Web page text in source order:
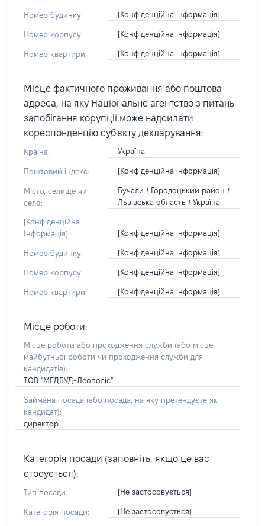
Номер будинку: [Конфіденційна інформація]
Номер корпусу: [Конфіденційна інформація]
Номер квартири: [Конфіденційна інформація]
Місце фактичного проживання або поштова
адреса, на яку Національне агентство з питань
запобігання корупції може надсилати
кореспонденцію суб'єкту декларування:
Країна: Україна
Поштовий індекс: [Конфіденційна інформація]
Місто, селище чи
село:
Бучали / Городоцький район /
Львівська область / Україна
[Конфіденційна
Інформація]:
[Конфіденційна інформація]
Номер будинку: [Конфіденційна інформація]
Номер корпусу: [Конфіденційна інформація]
Номер квартири: [Конфіденційна інформація]
Місце роботи:
Місце роботи або проходження служби (або місце
майбутньої роботи чи проходження служби для
кандидатів):
ТОВ "МЕДБУД-Леополіс"
Займана посада (або посада, на яку претендуєте як
кандидат):
директор
Категорія посади (заповніть, якщо це вас
стосується):
Тип посади: [Не застосовується]
Категорія посади: [Не застосовується]